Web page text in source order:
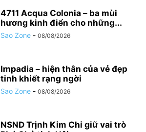
4711 Acqua Colonia – ba mùi
hương kinh điển cho những...
Sao Zone - 08/08/2026
Impadia – hiện thân của vẻ đẹp
tinh khiết rạng ngời
Sao Zone - 08/08/2026
NSND Trịnh Kim Chi giữ vai trò